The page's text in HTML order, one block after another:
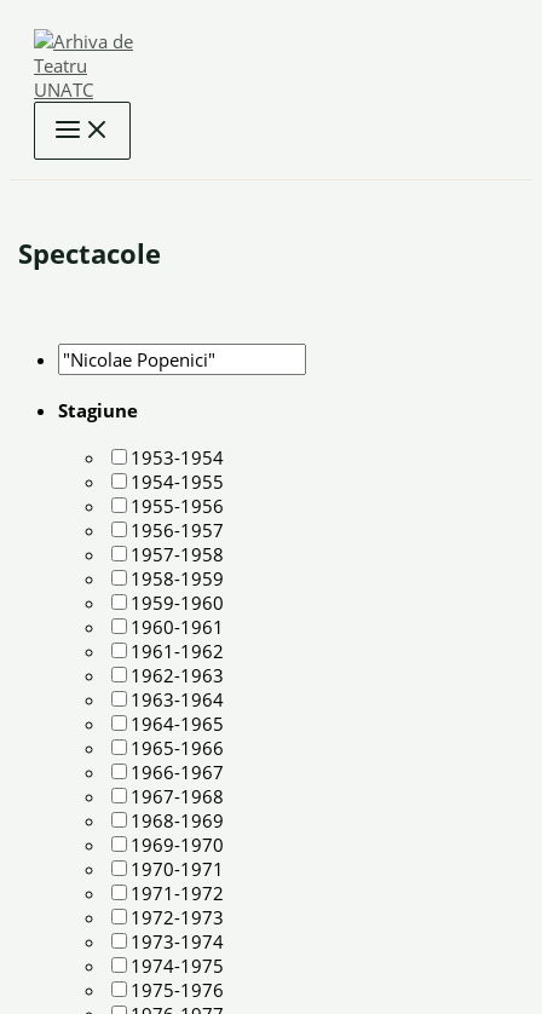
content
Spectacole
Stagiune
1953-1954
1954-1955
1955-1956
1956-1957
1957-1958
1958-1959
1959-1960
1960-1961
1961-1962
1962-1963
1963-1964
1964-1965
1965-1966
1966-1967
1967-1968
1968-1969
1969-1970
1970-1971
1971-1972
1972-1973
1973-1974
1974-1975
1975-1976